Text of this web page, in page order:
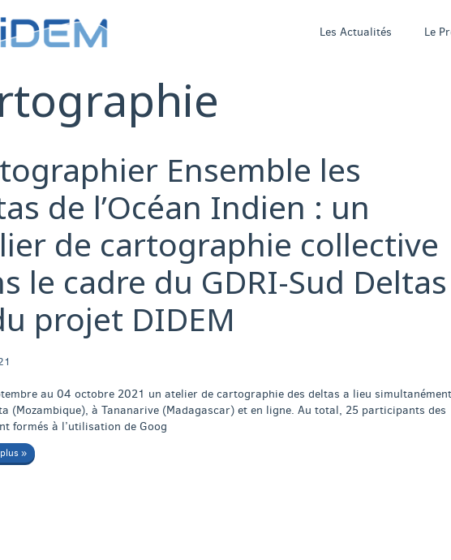
Les Actualités Le
Ensemble les
de l’Océan Indien : un
de cartographie collective
le cadre du GDRI-Sud Deltas
projet DIDEM
au 04 octobre 2021 un atelier de cartographie des deltas a lieu simultanément
(Mozambique), à Tananarive (Madagascar) et en ligne. Au total, 25 participants des
formés à l’utilisation de Goog
»